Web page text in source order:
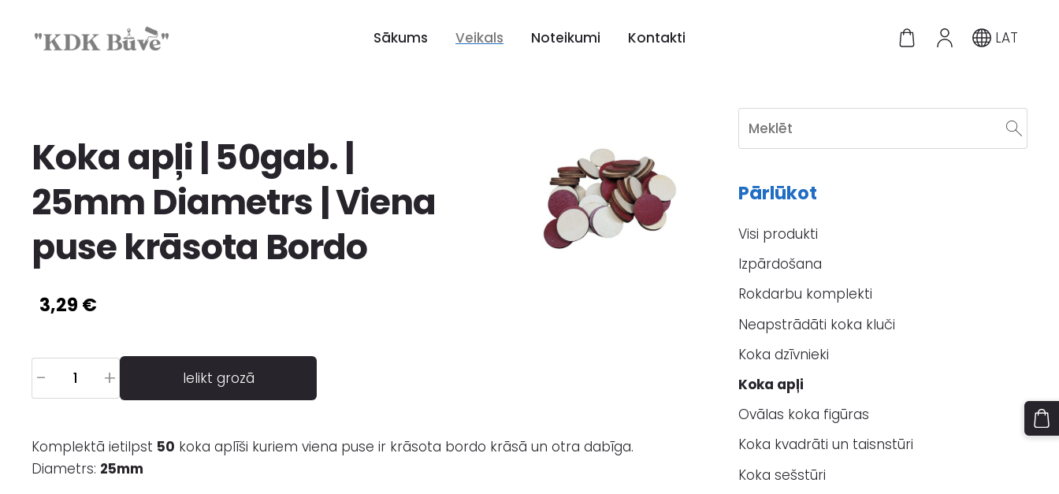
Sākums Veikals Noteikumi Kontakti LAT
Pārlūkot
Visi produkti
Izpārdošana
Rokdarbu komplekti
Neapstrādāti koka kluči
Koka dzīvnieki
Koka apļi
Ovālas koka figūras
Koka kvadrāti un taisnstūri
Koka sešstūri
Koka apļi | 50gab. |
25mm Diametrs | Viena
puse krāsota Bordo
3,29 €
- + Ielikt grozā
Komplektā ietilpst 50 koka aplīši kuriem viena puse ir krāsota bordo krāsā un otra dabīga.
Diametrs: 25mm